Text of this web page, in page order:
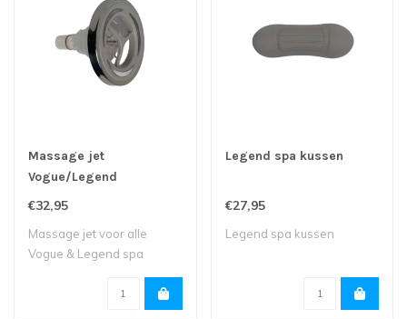
Massage jet
Vogue/Legend
€32,95
Massage jet voor alle
Vogue & Legend spa
Legend spa kussen
€27,95
Legend spa kussen